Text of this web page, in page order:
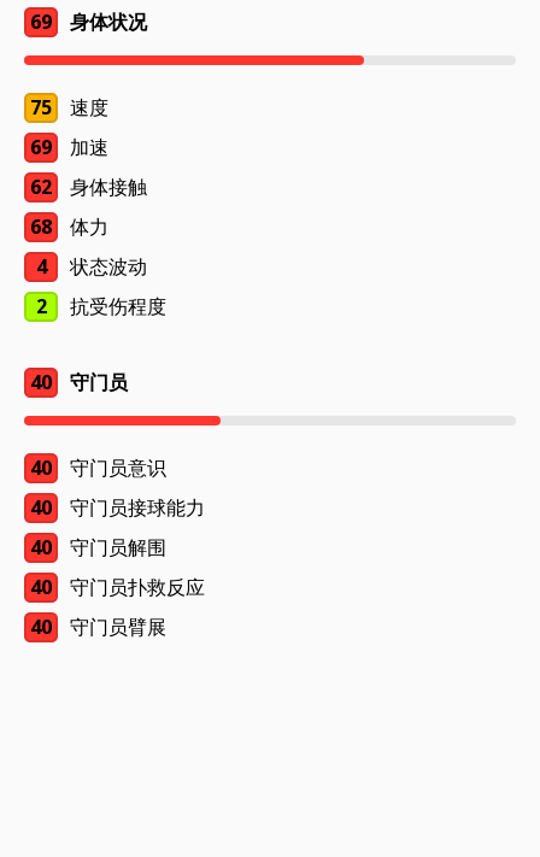
69 身体状况
75
速度
69
加速
62
身体接触
68
体力
4
状态波动
2
抗受伤程度
40 守门员
40
守门员意识
40
守门员接球能力
40
守门员解围
40
守门员扑救反应
40
守门员臂展